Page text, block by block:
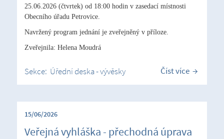
25.06.2026 (čtvrtek) od 18:00 hodin v zasedací místnosti
Obecního úřadu Petrovice.
Navržený program jednání je zveřejněný v příloze.
Zveřejnila: Helena Moudrá
Sekce: Úřední deska - vývěsky Číst více
15/06/2026
Veřejná vyhláška - přechodná úprava